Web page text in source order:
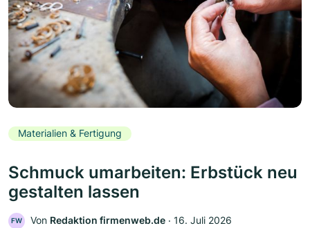
Materialien & Fertigung
Schmuck umarbeiten: Erbstück neu
gestalten lassen
FW Von Redaktion firmenweb.de ‧ 16. Juli 2026